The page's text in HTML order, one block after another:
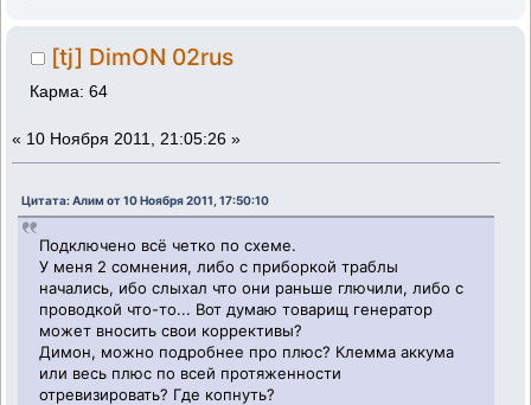
[tj] DimON 02rus
Карма: 64
« 10 Ноября 2011, 21:05:26 »
Цитата: Алим от 10 Ноября 2011, 17:50:10
Подключено всё четко по схеме.
У меня 2 сомнения, либо с приборкой траблы
начались, ибо слыхал что они раньше глючили, либо с
проводкой что-то... Вот думаю товарищ генератор
может вносить свои коррективы?
Димон, можно подробнее про плюс? Клемма аккума
или весь плюс по всей протяженности
отревизировать? Где копнуть?